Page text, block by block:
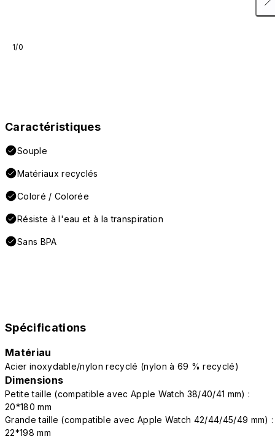
1/0
Caractéristiques
Souple
Matériaux recyclés
Coloré / Colorée
Résiste à l'eau et à la transpiration
Sans BPA
Spécifications
Matériau
Acier inoxydable/nylon recyclé (nylon à 69 % recyclé)
Dimensions
Petite taille (compatible avec Apple Watch 38/40/41 mm) :
20*180 mm
Grande taille (compatible avec Apple Watch 42/44/45/49 mm) :
22*198 mm